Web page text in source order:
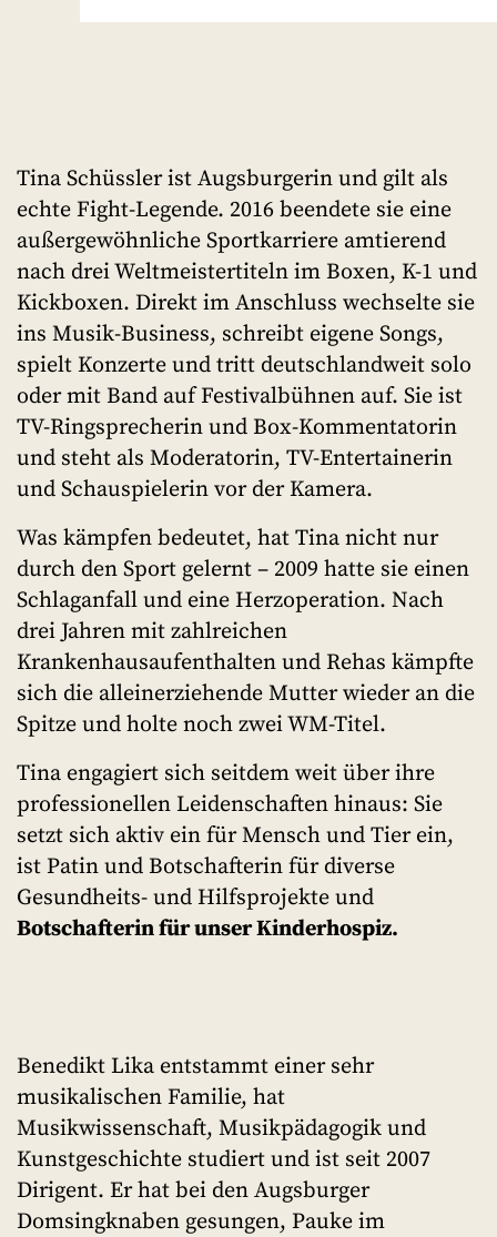
Tina Schüssler ist Augsburgerin und gilt als
echte Fight-Legende. 2016 beendete sie eine
außergewöhnliche Sportkarriere amtierend
nach drei Weltmeistertiteln im Boxen, K-1 und
Kickboxen. Direkt im Anschluss wechselte sie
ins Musik-Business, schreibt eigene Songs,
spielt Konzerte und tritt deutschlandweit solo
oder mit Band auf Festivalbühnen auf. Sie ist
TV-Ringsprecherin und Box-Kommentatorin
und steht als Moderatorin, TV-Entertainerin
und Schauspielerin vor der Kamera.
Was kämpfen bedeutet, hat Tina nicht nur
durch den Sport gelernt – 2009 hatte sie einen
Schlaganfall und eine Herzoperation. Nach
drei Jahren mit zahlreichen
Krankenhausaufenthalten und Rehas kämpfte
sich die alleinerziehende Mutter wieder an die
Spitze und holte noch zwei WM-Titel.
Tina engagiert sich seitdem weit über ihre
professionellen Leidenschaften hinaus: Sie
setzt sich aktiv ein für Mensch und Tier ein,
ist Patin und Botschafterin für diverse
Gesundheits- und Hilfsprojekte und
Botschafterin für unser Kinderhospiz.
Benedikt Lika entstammt einer sehr
musikalischen Familie, hat
Musikwissenschaft, Musikpädagogik und
Kunstgeschichte studiert und ist seit 2007
Dirigent. Er hat bei den Augsburger
Domsingknaben gesungen, Pauke im